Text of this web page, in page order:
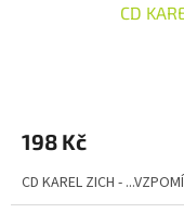
CD
198 Kč
CD KAREL ZICH -